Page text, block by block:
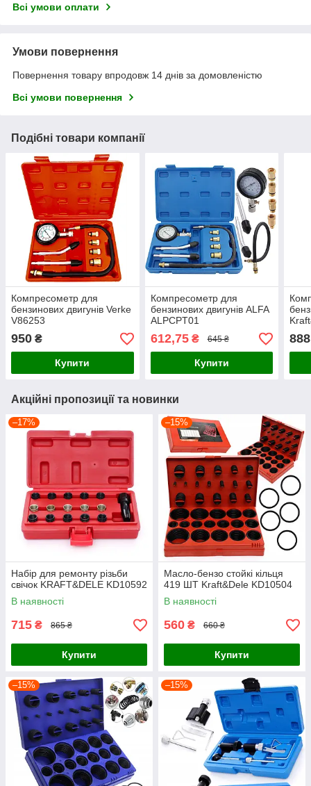
Всі умови оплати
Умови повернення
Повернення товару впродовж 14 днів за домовленістю
Всі умови повернення
Подібні товари компанії
Компресометр для
бензинових двигунів Verke
V86253
950 ₴
Купити
Компресометр для
бензинових двигунів ALFA
ALPCPT01
612,75₴ 645 ₴
Купити
888
Акційні пропозиції та новинки
–17%
Набір для ремонту різьби
свічок KRAFT&DELE KD10592
В наявності
715 ₴ 865 ₴
Купити
–15%
Масло-бензо стойкі кільця
419 ШТ Kraft&Dele KD10504
В наявності
560 ₴ 660 ₴
Купити
–15% –15%